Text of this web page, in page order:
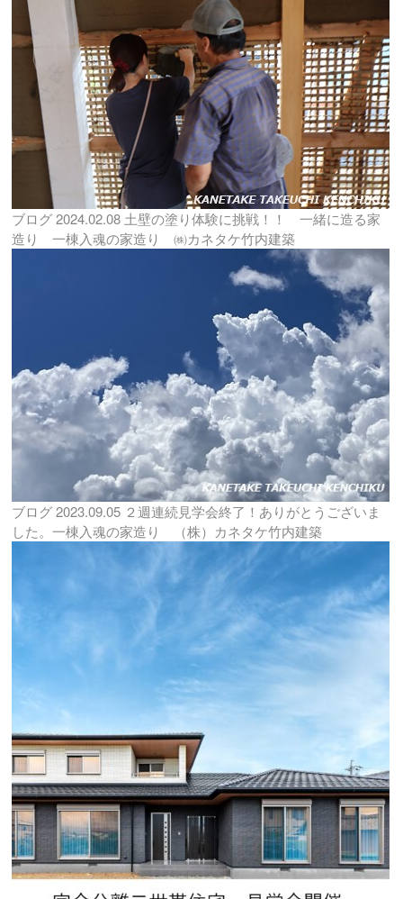
ブログ2024.02.08 土壁の塗り体験に挑戦！！ 一緒に造る家
造り 一棟入魂の家造り ㈱カネタケ竹内建築
ブログ2023.09.05 ２週連続見学会終了！ありがとうございま
した。一棟入魂の家造り （株）カネタケ竹内建築